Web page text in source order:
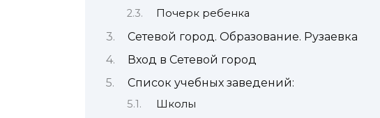
Почерк ребенка
Сетевой город. Образование. Рузаевка
Вход в Сетевой город
Список учебных заведений:
Школы